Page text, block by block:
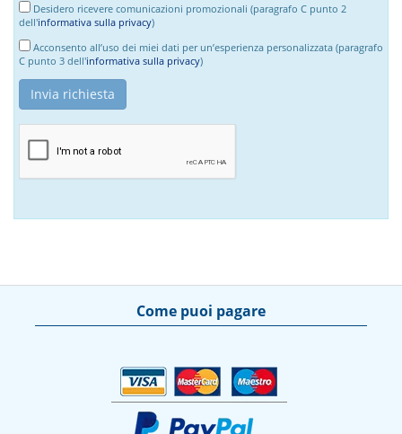
Desidero ricevere comunicazioni promozionali (paragrafo C punto 2
dell'informativa sulla privacy)
Acconsento all’uso dei miei dati per un’esperienza personalizzata (paragrafo
C punto 3 dell'informativa sulla privacy)
Come puoi pagare